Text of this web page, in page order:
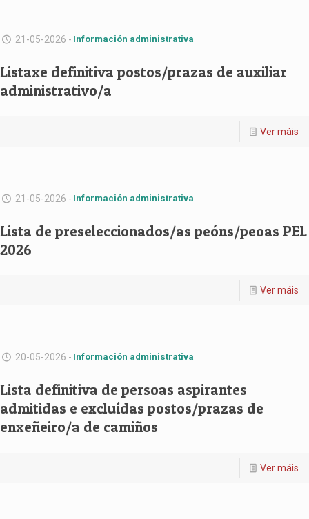
21-05-2026 - Información administrativa
Listaxe definitiva postos/prazas de auxiliar
administrativo/a
Ver máis
21-05-2026 - Información administrativa
Lista de preseleccionados/as peóns/peoas PEL
2026
Ver máis
20-05-2026 - Información administrativa
Lista definitiva de persoas aspirantes
admitidas e excluídas postos/prazas de
enxeñeiro/a de camiños
Ver máis